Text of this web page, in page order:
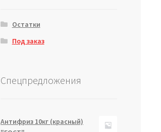
Остатки
Под заказ
Спецпредложения
Антифриз 10кг (красный)